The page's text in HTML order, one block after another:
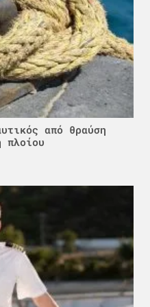
από θραύση
πλοίου